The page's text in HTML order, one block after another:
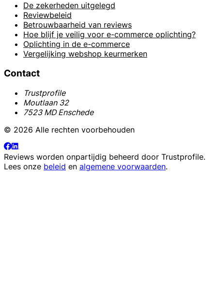
De zekerheden uitgelegd
Reviewbeleid
Betrouwbaarheid van reviews
Hoe blijf je veilig voor e-commerce oplichting?
Oplichting in de e-commerce
Vergelijking webshop keurmerken
Contact
Trustprofile
Moutlaan 32
7523 MD Enschede
© 2026 Alle rechten voorbehouden
Reviews worden onpartijdig beheerd door Trustprofile.
Lees onze beleid en algemene voorwaarden.